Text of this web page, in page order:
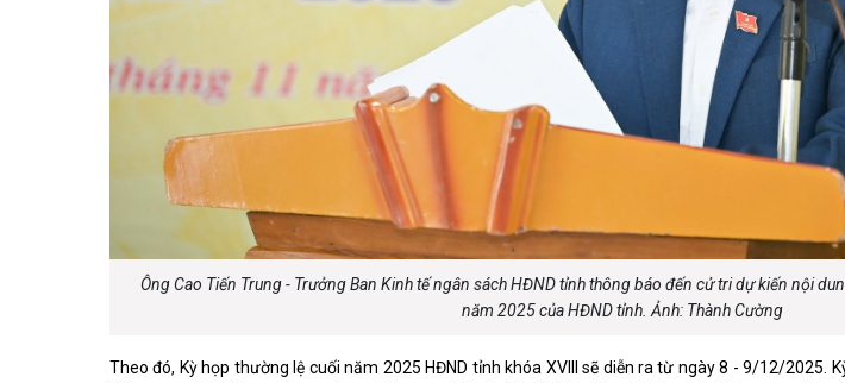
Ông Cao Tiến Trung - Trưởng Ban Kinh tế ngân sách HĐND tỉnh thông báo đến cử tri dự kiến nội
năm 2025 của HĐND tỉnh. Ảnh: Thành Cường
Theo đó, Kỳ họp thường lệ cuối năm 2025 HĐND tỉnh khóa XVIII sẽ diễn ra từ ngày 8 - 9/12/2025.